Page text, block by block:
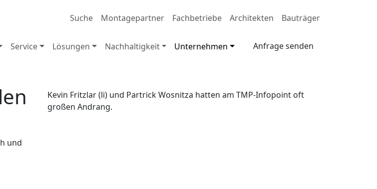
Suche Montagepartner Fachbetriebe Architekten Bauträger
Service Lösungen Nachhaltigkeit Unternehmen Anfrage senden
und
Kevin Fritzlar (li) und Partrick Wosnitza hatten am TMP-Infopoint oft
großen Andrang.